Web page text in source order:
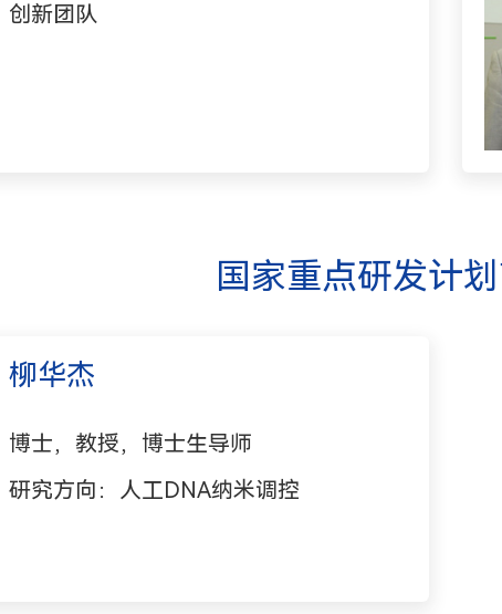
创新团队
国家重点研发计
柳华杰
博士，教授，博士生导师
研究方向：人工DNA纳米调控